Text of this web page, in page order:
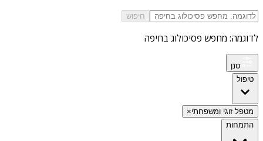
חיפוש
לדוגמה: מחפש פסיכולוג בחיפה
סנן
טיפול
מטפל זוגי ומשפחתי×
התמחות